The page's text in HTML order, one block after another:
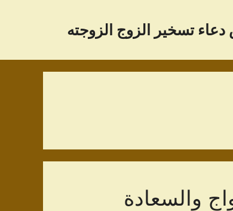
دعاء تسخير الزوج الزوجته
والسعادة